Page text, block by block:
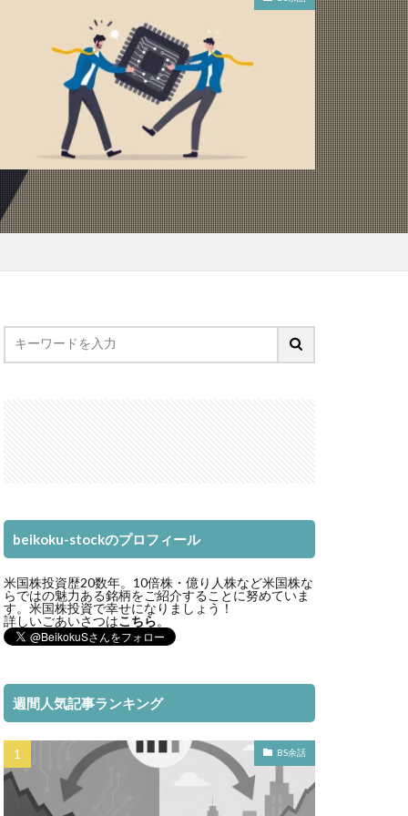
beikoku-stockのプロフィール
米国株投資歴20数年。10倍株・億り人株など米国株な
らではの魅力ある銘柄をご紹介することに努めていま
す。米国株投資で幸せになりましょう！
詳しいごあいさつはこちら。
週間人気記事ランキング
BS余話